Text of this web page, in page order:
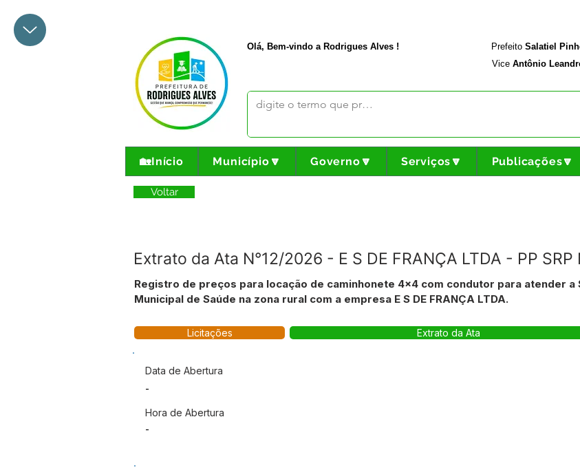
Olá, Bem-vindo a Rodrigues Alves ! Prefeito Salatiel
Vice Antônio
🏡Início Município🔽 Governo🔽 Serviços🔽 Publicações🔽
Voltar
Extrato da Ata N°12/2026 - E S DE FRANÇA LTDA - PP
Registro de preços para locação de caminhonete 4x4 com condutor para atender a
Municipal de Saúde na zona rural com a empresa E S DE FRANÇA LTDA.
Licitações Extrato da Ata
Data de Abertura
-
Hora de Abertura
-